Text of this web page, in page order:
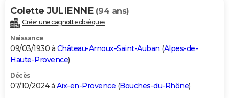
Colette JULIENNE (94 ans)
Créer une cagnotte obsèques
Naissance
09/03/1930 à Château-Arnoux-Saint-Auban (Alpes-de-
Haute-Provence)
Décès
07/10/2024 à Aix-en-Provence (Bouches-du-Rhône)